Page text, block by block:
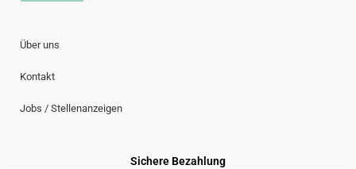
Über uns
Kontakt
Jobs / Stellenanzeigen
Sichere Bezahlung